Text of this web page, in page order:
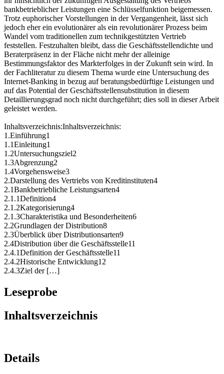
bankbetrieblicher Leistungen eine Schlüsselfunktion beigemessen.
Trotz euphorischer Vorstellungen in der Vergangenheit, lässt sich
jedoch eher ein evolutionärer als ein revolutionärer Prozess beim
Wandel vom traditionellen zum technikgestützten Vertrieb
feststellen. Festzuhalten bleibt, dass die Geschäftsstellendichte und
Beraterpräsenz in der Fläche nicht mehr der alleinige
Bestimmungsfaktor des Markterfolges in der Zukunft sein wird. In
der Fachliteratur zu diesem Thema wurde eine Untersuchung des
Internet-Banking in bezug auf beratungsbedürftige Leistungen und
auf das Potential der Geschäftsstellensubstitution in diesem
Detaillierungsgrad noch nicht durchgeführt; dies soll in dieser Arbeit
geleistet werden.
Inhaltsverzeichnis:Inhaltsverzeichnis:
1.Einführung1
1.1Einleitung1
1.2Untersuchungsziel2
1.3Abgrenzung2
1.4Vorgehensweise3
2.Darstellung des Vertriebs von Kreditinstituten4
2.1Bankbetriebliche Leistungsarten4
2.1.1Definition4
2.1.2Kategorisierung4
2.1.3Charakteristika und Besonderheiten6
2.2Grundlagen der Distribution8
2.3Überblick über Distributionsarten9
2.4Distribution über die Geschäftsstelle11
2.4.1Definition der Geschäftsstelle11
2.4.2Historische Entwicklung12
2.4.3Ziel der […]
Leseprobe
Inhaltsverzeichnis
Details